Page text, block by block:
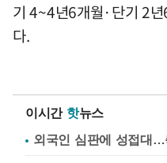
기 4~4년6개월·단기 2
다.
이시간 핫뉴스
외국인 심판에 성접대